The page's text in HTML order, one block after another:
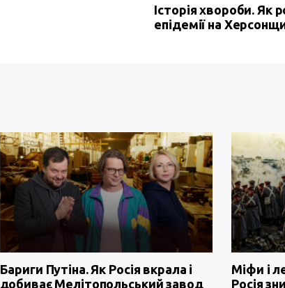
Історія хвороби. Як
епідемії на
Бариги Путіна. Як Росія вкрала і
добиває Мелітопольський завод
Міфи і
Росія